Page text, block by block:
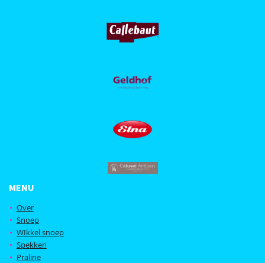
MENU
Over
Snoep
WIkkel snoep
Spekken
Praline